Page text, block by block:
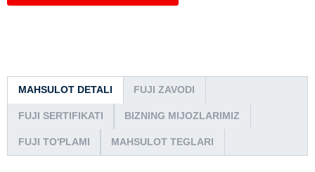
MAHSULOT DETALI FUJI ZAVODI
FUJI SERTIFIKATI BIZNING MIJOZLARIMIZ
FUJI TO'PLAMI MAHSULOT TEGLARI